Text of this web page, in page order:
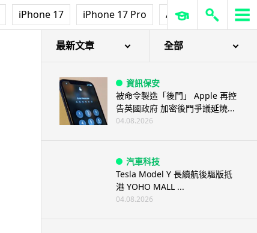
iPhone 17 iPhone 17 Pro AirPods Pro 3
最新文章 全部
資訊保安
被命令製造「後門」 Apple 再控
告英國政府 加密後門爭議延燒...
04.08.2026
汽車科技
Tesla Model Y 長續航後驅版抵
港 YOHO MALL ...
04.08.2026